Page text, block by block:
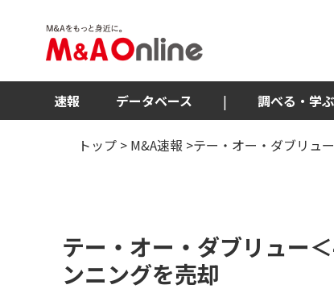
速報 データベース | 調べる・学ぶ
トップ > M&A速報 >テー・オー・ダブリュ
テー・オー・ダブリュー
ンニングを売却